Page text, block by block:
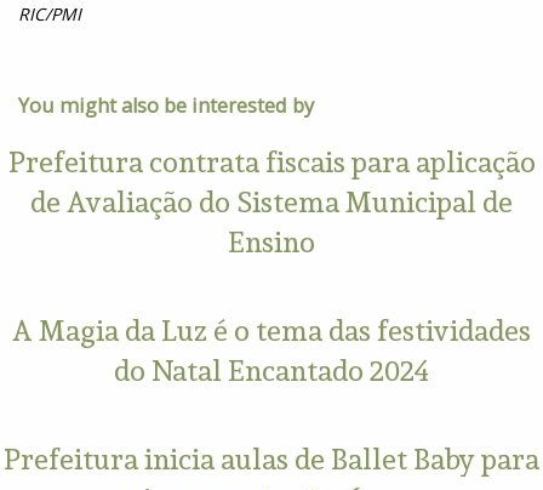
RIC/PMI
You might also be interested by
Prefeitura contrata fiscais para aplicação
de Avaliação do Sistema Municipal de
Ensino
A Magia da Luz é o tema das festividades
do Natal Encantado 2024
Prefeitura inicia aulas de Ballet Baby para